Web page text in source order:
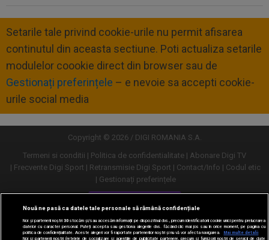
Setarile tale privind cookie-urile nu permit afisarea
continutul din aceasta sectiune. Poti actualiza setarile
modulelor coookie direct din browser sau de
Gestionați preferințele – e nevoie sa accepti cookie-
urile social media
Copyright © 2026 / DIGI ROMANIA S.A.
Termeni si conditii
Politica de confidentialitate
Abonare Digi TV
Frecvente Digi Sport
Retransmisie Digi Sport Contact/Info
Codul etic
Gestionați preferințele
Versiune desktop
Nouă ne pasă ca datele tale personale să rămână confidențiale
Noi și partenerii noștri30stocăm și/sau accesăm informații pe dispozitivul dvs., precum identificatorii cookie unici pentru prelucrarea
datelor cu caracter personal. Puteți accepta sau gestiona alegerile dvs. făcând clic mai jos sau în orice moment, pe pagina cu
politica de confidențialitate. Aceste alegeri vor fi raportate partenerilor noștri și nu vă vor afecta navigarea.
Mai multe detalii
Noi si partenerii nostri (retelele de socializare si agentiile de publicitate partenere, precum si furnizorii nostri de servicii de date